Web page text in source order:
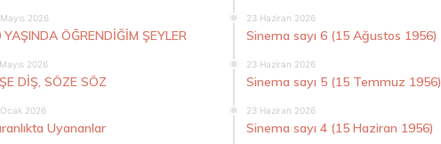
2026
YAŞINDA ÖĞRENDİĞİM ŞEYLER
2026
DİŞ, SÖZE SÖZ
2026
Uyananlar
23 Haziran 2026
Sinema sayı 6 (15 Ağustos 1956)
23 Haziran 2026
Sinema sayı 5 (15 Temmuz 1956)
23 Haziran 2026
Sinema sayı 4 (15 Haziran 1956)